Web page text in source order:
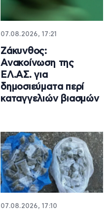
07.08.2026, 17:21
Ζάκυνθος:
Ανακοίνωση της
ΕΛ.ΑΣ. για
δημοσιεύματα περί
καταγγελιών βιασμών
07.08.2026, 17:10